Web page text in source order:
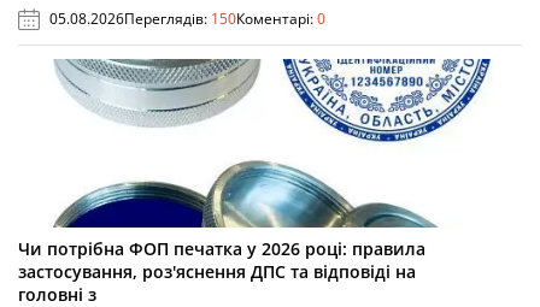
05.08.2026Переглядів: 150Коментарі:0
Чи потрібна ФОП печатка у 2026 році: правила
застосування, роз'яснення ДПС та відповіді на
головні з